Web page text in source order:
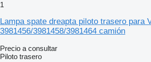
1
Lampa spate dreapta piloto trasero para
3981456/3981458/3981464 camión
Precio a consultar
Piloto trasero